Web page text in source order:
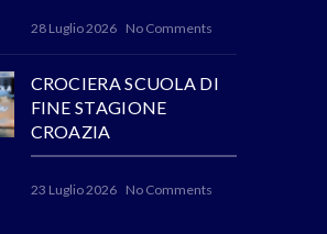
28 Luglio 2026 No Comments
CROCIERA SCUOLA DI
FINE STAGIONE
CROAZIA
23 Luglio 2026 No Comments